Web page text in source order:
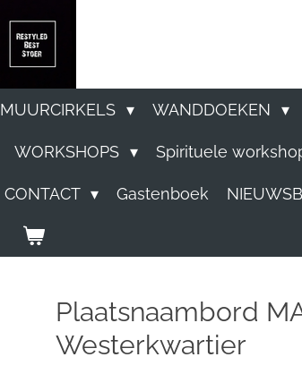
MUURCIRKELS WANDDOEKEN
WORKSHOPS Spirituele
CONTACT Gastenboek
Plaatsnaambord
Westerkwartier